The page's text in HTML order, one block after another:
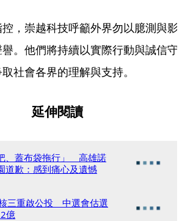
，崇越科技呼籲外界勿以臆測與影
。他們將持續以實際行動與誠信守
社會各界的理解與支持。
延伸閱讀
、蓋布袋拖行」 高雄諾
道歉：感到痛心及遺憾
三重啟公投 中選會估選
億